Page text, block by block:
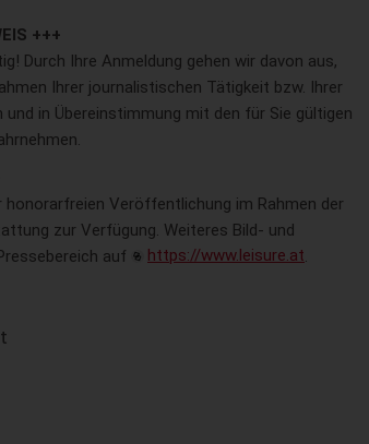
+++
Durch Ihre Anmeldung gehen wir davon aus,
Ihrer journalistischen Tätigkeit bzw. Ihrer
in Übereinstimmung mit den für Sie gültigen
Veröffentlichung im Rahmen der
zur Verfügung. Weiteres Bild- und
auf
https://www.leisure.at.